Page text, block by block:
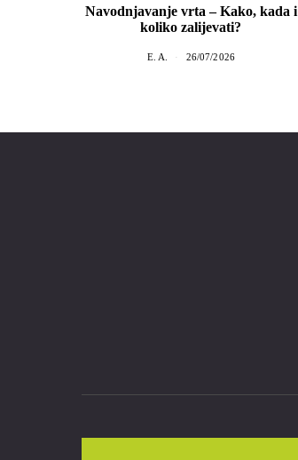
Navodnjavanje vrta – Kako, kada i
koliko zalijevati?
E. A. 26/07/2026